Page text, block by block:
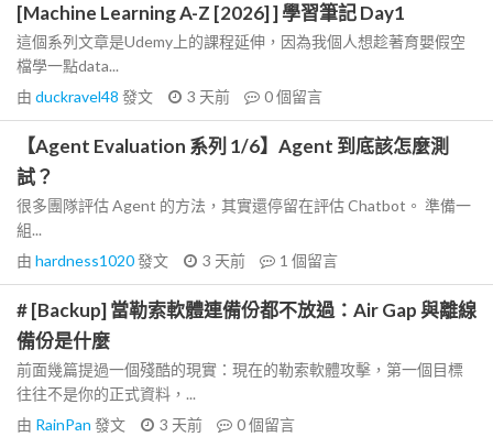
[Machine Learning A-Z [2026] ] 學習筆記 Day1
這個系列文章是Udemy上的課程延伸，因為我個人想趁著育嬰假空
檔學一點data...
由 duckravel48 發文 3 天前 0個留言
【Agent Evaluation 系列 1/6】Agent 到底該怎麼測
試？
很多團隊評估 Agent 的方法，其實還停留在評估 Chatbot。 準備一
組...
由 hardness1020發文 3 天前 1 個留言
# [Backup] 當勒索軟體連備份都不放過：Air Gap 與離線
備份是什麼
前面幾篇提過一個殘酷的現實：現在的勒索軟體攻擊，第一個目標
往往不是你的正式資料，...
由 RainPan 發文 3 天前 0個留言